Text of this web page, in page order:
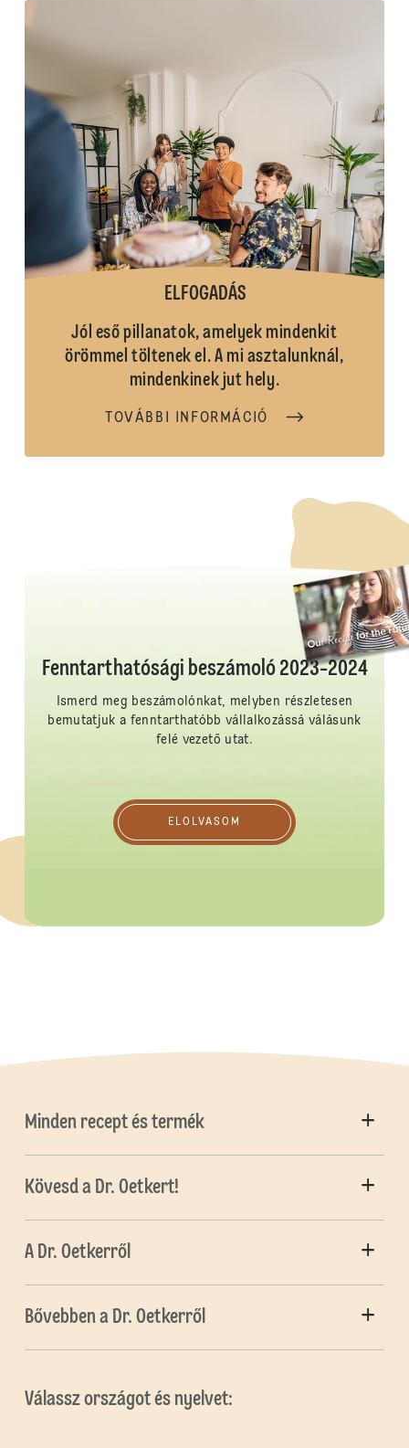
ELFOGADÁS
Jól eső pillanatok, amelyek mindenkit
örömmel töltenek el. A mi asztalunknál,
mindenkinek jut hely.
TOVÁBBI INFORMÁCIÓ
Fenntarthatósági beszámoló 2023-2024
Ismerd meg beszámolónkat, melyben részletesen
bemutatjuk a fenntarthatóbb vállalkozássá válásunk
felé vezető utat.
ELOLVASOM
Minden recept és termék
Kövesd a Dr. Oetkert!
A Dr. Oetkerről
Bővebben a Dr. Oetkerről
Válassz országot és nyelvet: